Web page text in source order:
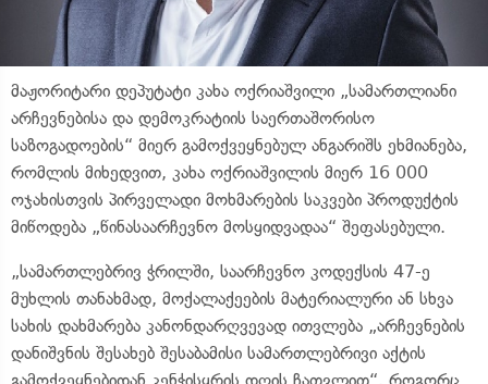
მაჟორიტარი დეპუტატი კახა ოქრიაშვილი „სამართლიანი
არჩევნებისა და დემოკრატიის საერთაშორისო
საზოგადოების“ მიერ გამოქვეყნებულ ანგარიშს ეხმიანება,
რომლის მიხედვით, კახა ოქრიაშვილის მიერ 16 000
ოჯახისთვის პირველადი მოხმარების საკვები პროდუქტის
მიწოდება „წინასაარჩევნო მოსყიდვადაა“ შეფასებული.
„სამართლებრივ ჭრილში, საარჩევნო კოდექსის 47-ე
მუხლის თანახმად, მოქალაქეების მატერიალური ან სხვა
სახის დახმარება კანონდარღვევად ითვლება „არჩევნების
დანიშვნის შესახებ შესაბამისი სამართლებრივი აქტის